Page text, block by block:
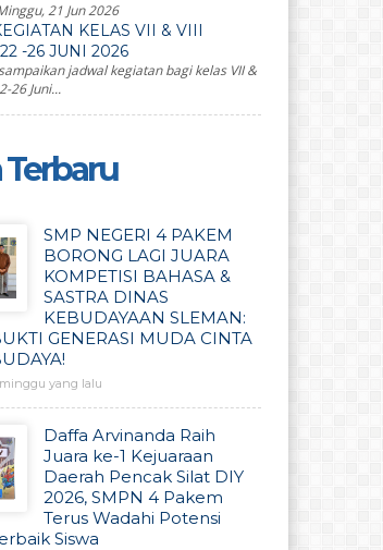
21 Jun 2026
KELAS VII & VIII
-26 JUNI 2026
jadwal kegiatan bagi kelas VII &
26 Juni...
Terbaru
SMP NEGERI 4 PAKEM
BORONG LAGI JUARA
KOMPETISI BAHASA &
SASTRA DINAS
KEBUDAYAAN SLEMAN:
GENERASI MUDA CINTA
yang lalu
Daffa Arvinanda Raih
Juara ke-1 Kejuaraan
Daerah Pencak Silat DIY
2026, SMPN 4 Pakem
Terus Wadahi Potensi
Siswa